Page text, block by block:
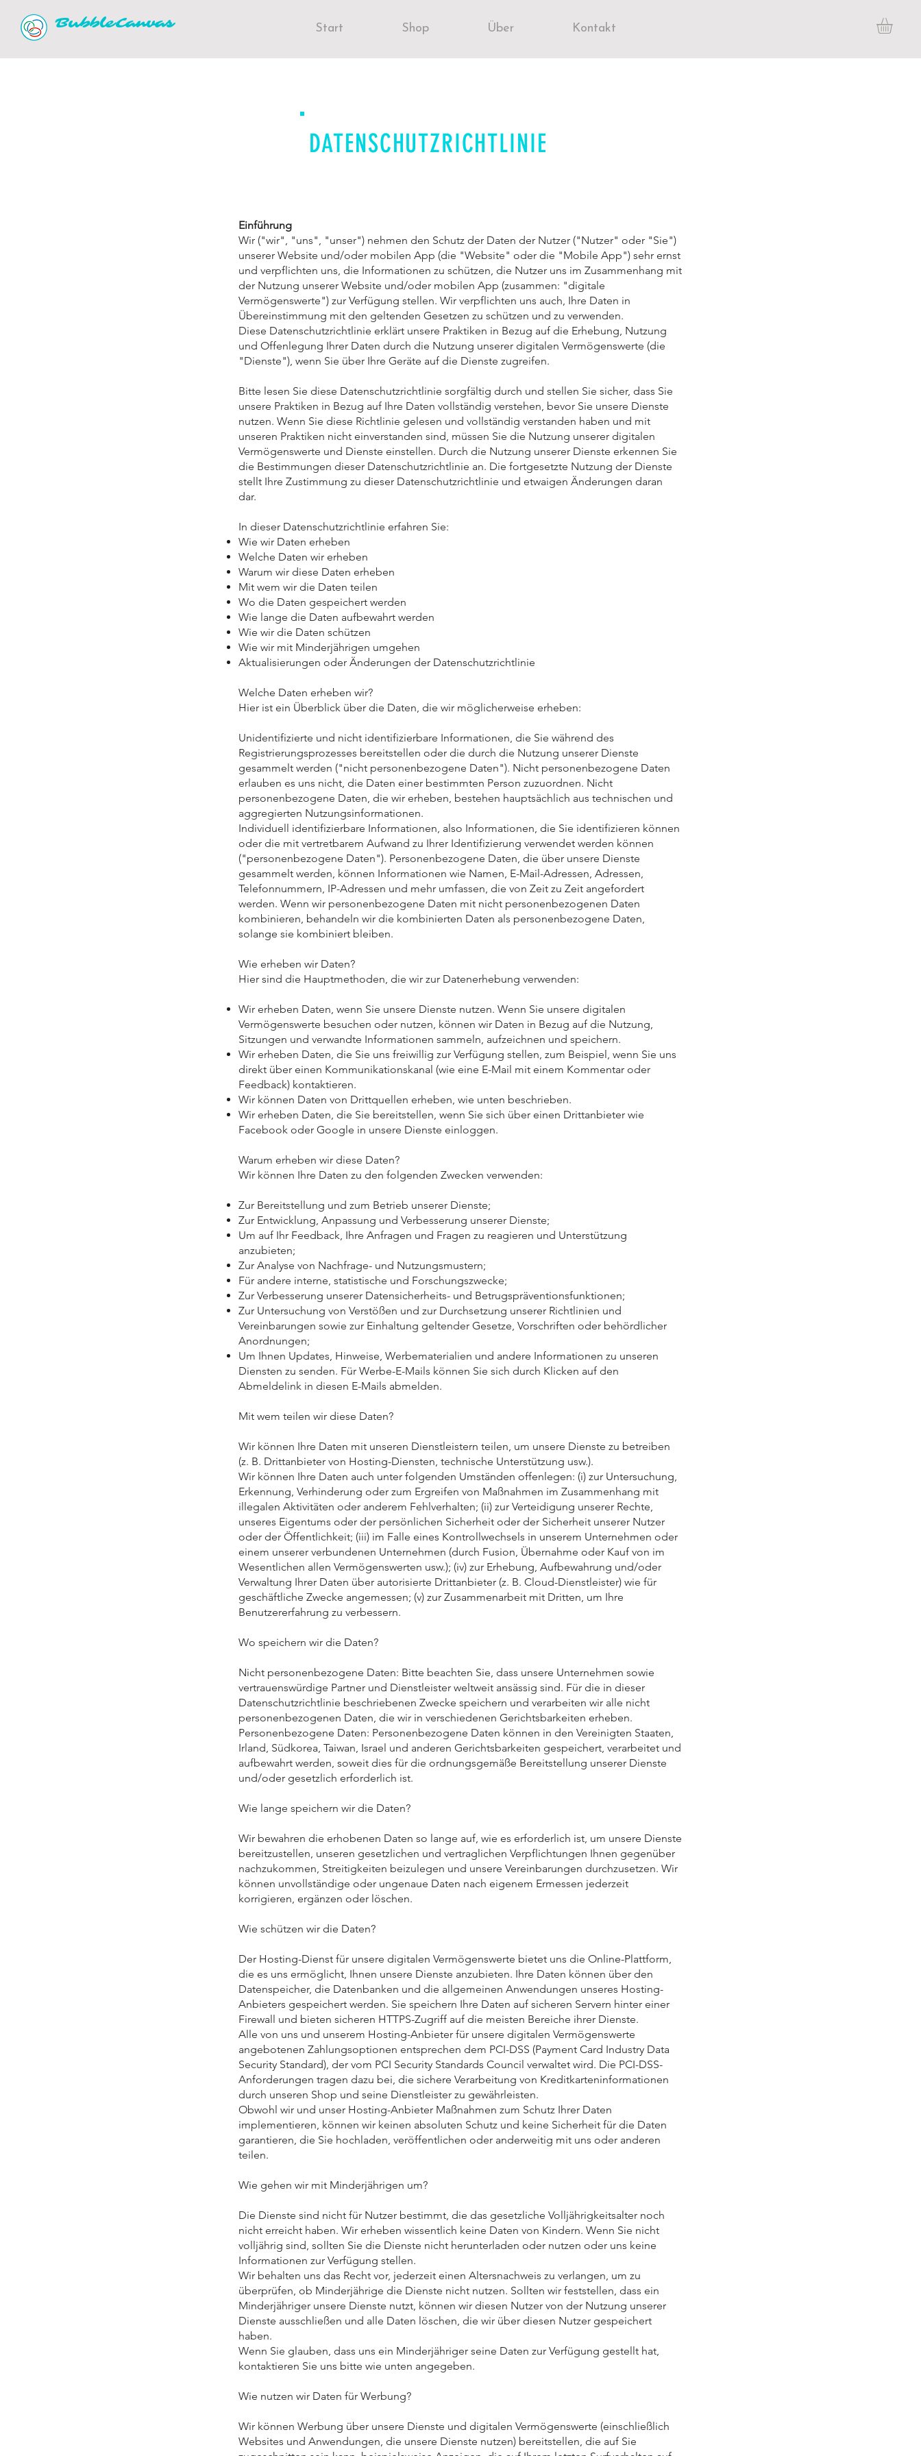
BubbleCanvas Start Shop Über Kontakt
DATENSCHUTZRICHTLINIE
Einführung
Wir ("wir", "uns", "unser") nehmen den Schutz der Daten der Nutzer ("Nutzer" oder "Sie")
unserer Website und/oder mobilen App (die "Website" oder die "Mobile App") sehr ernst
und verpflichten uns, die Informationen zu schützen, die Nutzer uns im Zusammenhang mit
der Nutzung unserer Website und/oder mobilen App (zusammen: "digitale
Vermögenswerte") zur Verfügung stellen. Wir verpflichten uns auch, Ihre Daten in
Übereinstimmung mit den geltenden Gesetzen zu schützen und zu verwenden.
Diese Datenschutzrichtlinie erklärt unsere Praktiken in Bezug auf die Erhebung, Nutzung
und Offenlegung Ihrer Daten durch die Nutzung unserer digitalen Vermögenswerte (die
"Dienste"), wenn Sie über Ihre Geräte auf die Dienste zugreifen.
Bitte lesen Sie diese Datenschutzrichtlinie sorgfältig durch und stellen Sie sicher, dass Sie
unsere Praktiken in Bezug auf Ihre Daten vollständig verstehen, bevor Sie unsere Dienste
nutzen. Wenn Sie diese Richtlinie gelesen und vollständig verstanden haben und mit
unseren Praktiken nicht einverstanden sind, müssen Sie die Nutzung unserer digitalen
Vermögenswerte und Dienste einstellen. Durch die Nutzung unserer Dienste erkennen Sie
die Bestimmungen dieser Datenschutzrichtlinie an. Die fortgesetzte Nutzung der Dienste
stellt Ihre Zustimmung zu dieser Datenschutzrichtlinie und etwaigen Änderungen daran
dar.
In dieser Datenschutzrichtlinie erfahren Sie:
Wie wir Daten erheben
Welche Daten wir erheben
Warum wir diese Daten erheben
Mit wem wir die Daten teilen
Wo die Daten gespeichert werden
Wie lange die Daten aufbewahrt werden
Wie wir die Daten schützen
Wie wir mit Minderjährigen umgehen
Aktualisierungen oder Änderungen der Datenschutzrichtlinie
Welche Daten erheben wir?
Hier ist ein Überblick über die Daten, die wir möglicherweise erheben:
Unidentifizierte und nicht identifizierbare Informationen, die Sie während des
Registrierungsprozesses bereitstellen oder die durch die Nutzung unserer Dienste
gesammelt werden ("nicht personenbezogene Daten"). Nicht personenbezogene Daten
erlauben es uns nicht, die Daten einer bestimmten Person zuzuordnen. Nicht
personenbezogene Daten, die wir erheben, bestehen hauptsächlich aus technischen und
aggregierten Nutzungsinformationen.
Individuell identifizierbare Informationen, also Informationen, die Sie identifizieren können
oder die mit vertretbarem Aufwand zu Ihrer Identifizierung verwendet werden können
("personenbezogene Daten"). Personenbezogene Daten, die über unsere Dienste
gesammelt werden, können Informationen wie Namen, E-Mail-Adressen, Adressen,
Telefonnummern, IP-Adressen und mehr umfassen, die von Zeit zu Zeit angefordert
werden. Wenn wir personenbezogene Daten mit nicht personenbezogenen Daten
kombinieren, behandeln wir die kombinierten Daten als personenbezogene Daten,
solange sie kombiniert bleiben.
Wie erheben wir Daten?
Hier sind die Hauptmethoden, die wir zur Datenerhebung verwenden:
Wir erheben Daten, wenn Sie unsere Dienste nutzen. Wenn Sie unsere digitalen
Vermögenswerte besuchen oder nutzen, können wir Daten in Bezug auf die Nutzung,
Sitzungen und verwandte Informationen sammeln, aufzeichnen und speichern.
Wir erheben Daten, die Sie uns freiwillig zur Verfügung stellen, zum Beispiel, wenn Sie uns
direkt über einen Kommunikationskanal (wie eine E-Mail mit einem Kommentar oder
Feedback) kontaktieren.
Wir können Daten von Drittquellen erheben, wie unten beschrieben.
Wir erheben Daten, die Sie bereitstellen, wenn Sie sich über einen Drittanbieter wie
Facebook oder Google in unsere Dienste einloggen.
Warum erheben wir diese Daten?
Wir können Ihre Daten zu den folgenden Zwecken verwenden:
Zur Bereitstellung und zum Betrieb unserer Dienste;
Zur Entwicklung, Anpassung und Verbesserung unserer Dienste;
Um auf Ihr Feedback, Ihre Anfragen und Fragen zu reagieren und Unterstützung
anzubieten;
Zur Analyse von Nachfrage- und Nutzungsmustern;
Für andere interne, statistische und Forschungszwecke;
Zur Verbesserung unserer Datensicherheits- und Betrugspräventionsfunktionen;
Zur Untersuchung von Verstößen und zur Durchsetzung unserer Richtlinien und
Vereinbarungen sowie zur Einhaltung geltender Gesetze, Vorschriften oder behördlicher
Anordnungen;
Um Ihnen Updates, Hinweise, Werbematerialien und andere Informationen zu unseren
Diensten zu senden. Für Werbe-E-Mails können Sie sich durch Klicken auf den
Abmeldelink in diesen E-Mails abmelden.
Mit wem teilen wir diese Daten?
Wir können Ihre Daten mit unseren Dienstleistern teilen, um unsere Dienste zu betreiben
(z. B. Drittanbieter von Hosting-Diensten, technische Unterstützung usw.).
Wir können Ihre Daten auch unter folgenden Umständen offenlegen: (i) zur Untersuchung,
Erkennung, Verhinderung oder zum Ergreifen von Maßnahmen im Zusammenhang mit
illegalen Aktivitäten oder anderem Fehlverhalten; (ii) zur Verteidigung unserer Rechte,
unseres Eigentums oder der persönlichen Sicherheit oder der Sicherheit unserer Nutzer
oder der Öffentlichkeit; (iii) im Falle eines Kontrollwechsels in unserem Unternehmen oder
einem unserer verbundenen Unternehmen (durch Fusion, Übernahme oder Kauf von im
Wesentlichen allen Vermögenswerten usw.); (iv) zur Erhebung, Aufbewahrung und/oder
Verwaltung Ihrer Daten über autorisierte Drittanbieter (z. B. Cloud-Dienstleister) wie für
geschäftliche Zwecke angemessen; (v) zur Zusammenarbeit mit Dritten, um Ihre
Benutzererfahrung zu verbessern.
Wo speichern wir die Daten?
Nicht personenbezogene Daten: Bitte beachten Sie, dass unsere Unternehmen sowie
vertrauenswürdige Partner und Dienstleister weltweit ansässig sind. Für die in dieser
Datenschutzrichtlinie beschriebenen Zwecke speichern und verarbeiten wir alle nicht
personenbezogenen Daten, die wir in verschiedenen Gerichtsbarkeiten erheben.
Personenbezogene Daten: Personenbezogene Daten können in den Vereinigten Staaten,
Irland, Südkorea, Taiwan, Israel und anderen Gerichtsbarkeiten gespeichert, verarbeitet und
aufbewahrt werden, soweit dies für die ordnungsgemäße Bereitstellung unserer Dienste
und/oder gesetzlich erforderlich ist.
Wie lange speichern wir die Daten?
Wir bewahren die erhobenen Daten so lange auf, wie es erforderlich ist, um unsere Dienste
bereitzustellen, unseren gesetzlichen und vertraglichen Verpflichtungen Ihnen gegenüber
nachzukommen, Streitigkeiten beizulegen und unsere Vereinbarungen durchzusetzen. Wir
können unvollständige oder ungenaue Daten nach eigenem Ermessen jederzeit
korrigieren, ergänzen oder löschen.
Wie schützen wir die Daten?
Der Hosting-Dienst für unsere digitalen Vermögenswerte bietet uns die Online-Plattform,
die es uns ermöglicht, Ihnen unsere Dienste anzubieten. Ihre Daten können über den
Datenspeicher, die Datenbanken und die allgemeinen Anwendungen unseres Hosting-
Anbieters gespeichert werden. Sie speichern Ihre Daten auf sicheren Servern hinter einer
Firewall und bieten sicheren HTTPS-Zugriff auf die meisten Bereiche ihrer Dienste.
Alle von uns und unserem Hosting-Anbieter für unsere digitalen Vermögenswerte
angebotenen Zahlungsoptionen entsprechen dem PCI-DSS (Payment Card Industry Data
Security Standard), der vom PCI Security Standards Council verwaltet wird. Die PCI-DSS-
Anforderungen tragen dazu bei, die sichere Verarbeitung von Kreditkarteninformationen
durch unseren Shop und seine Dienstleister zu gewährleisten.
Obwohl wir und unser Hosting-Anbieter Maßnahmen zum Schutz Ihrer Daten
implementieren, können wir keinen absoluten Schutz und keine Sicherheit für die Daten
garantieren, die Sie hochladen, veröffentlichen oder anderweitig mit uns oder anderen
teilen.
Wie gehen wir mit Minderjährigen um?
Die Dienste sind nicht für Nutzer bestimmt, die das gesetzliche Volljährigkeitsalter noch
nicht erreicht haben. Wir erheben wissentlich keine Daten von Kindern. Wenn Sie nicht
volljährig sind, sollten Sie die Dienste nicht herunterladen oder nutzen oder uns keine
Informationen zur Verfügung stellen.
Wir behalten uns das Recht vor, jederzeit einen Altersnachweis zu verlangen, um zu
überprüfen, ob Minderjährige die Dienste nicht nutzen. Sollten wir feststellen, dass ein
Minderjähriger unsere Dienste nutzt, können wir diesen Nutzer von der Nutzung unserer
Dienste ausschließen und alle Daten löschen, die wir über diesen Nutzer gespeichert
haben.
Wenn Sie glauben, dass uns ein Minderjähriger seine Daten zur Verfügung gestellt hat,
kontaktieren Sie uns bitte wie unten angegeben.
Wie nutzen wir Daten für Werbung?
Wir können Werbung über unsere Dienste und digitalen Vermögenswerte (einschließlich
Websites und Anwendungen, die unsere Dienste nutzen) bereitstellen, die auf Sie